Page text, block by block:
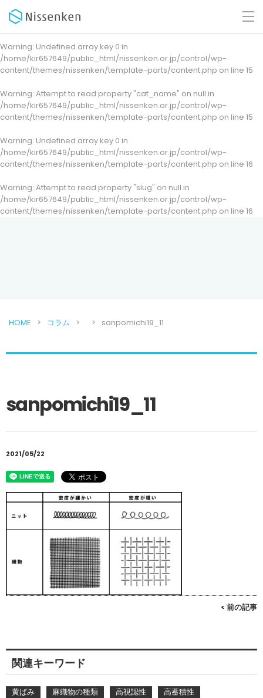
Warning: Undefined array key 0 in
/home/kir657649/public_html/nissenken.or.jp/control/wp-
content/themes/nissenken/template-parts/content.php on line 15
Warning: Attempt to read property "cat_name" on null in
/home/kir657649/public_html/nissenken.or.jp/control/wp-
content/themes/nissenken/template-parts/content.php on line 15
Warning: Undefined array key 0 in
/home/kir657649/public_html/nissenken.or.jp/control/wp-
content/themes/nissenken/template-parts/content.php on line 16
Warning: Attempt to read property "slug" on null in
/home/kir657649/public_html/nissenken.or.jp/control/wp-
content/themes/nissenken/template-parts/content.php on line 16
HOME コラム sanpomichi19_11
sanpomichi19_11
2021/05/22
< 前の記事
関連キーワード
黄ばみ 麻織物の種類 高視認性
高蓄積性